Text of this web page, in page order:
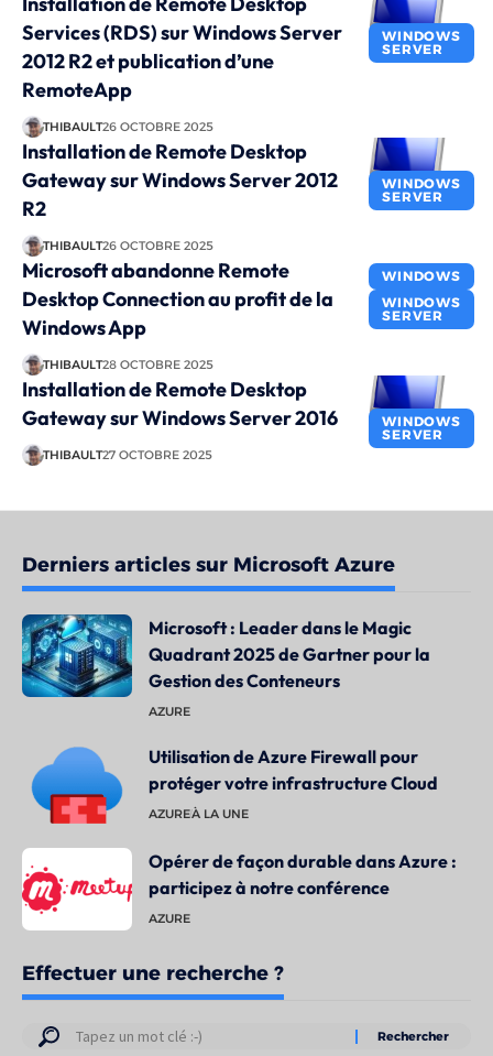
WINDOWS
SERVER
Services (RDS) sur Windows Server
2012 R2 et publication d’une
RemoteApp
THIBAULT26 OCTOBRE 2025
WINDOWS
SERVER
Installation de Remote Desktop
Gateway sur Windows Server 2012
R2
THIBAULT26 OCTOBRE 2025
WINDOWS
WINDOWS
SERVER
Microsoft abandonne Remote
Desktop Connection au profit de la
Windows App
THIBAULT28 OCTOBRE 2025
WINDOWS
SERVER
Installation de Remote Desktop
Gateway sur Windows Server 2016
THIBAULT27 OCTOBRE 2025
Derniers articles sur Microsoft Azure
Microsoft : Leader dans le Magic
Quadrant 2025 de Gartner pour la
Gestion des Conteneurs
AZURE
Utilisation de Azure Firewall pour
protéger votre infrastructure Cloud
AZUREÀ LA UNE
Opérer de façon durable dans Azure :
participez à notre conférence
AZURE
Effectuer une recherche ?
Résultats